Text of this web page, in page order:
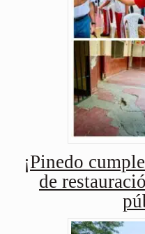
¡Pinedo
de